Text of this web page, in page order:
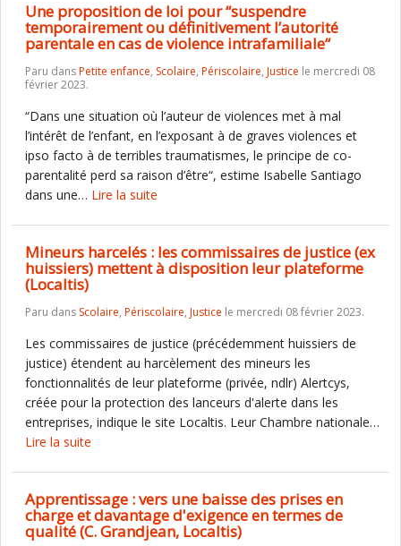
Une proposition de loi pour “suspendre
temporairement ou définitivement l’autorité
parentale en cas de violence intrafamiliale“
Paru dansPetite enfance, Scolaire, Périscolaire, Justice le mercredi 08
février 2023.
“Dans une situation où l’auteur de violences met à mal
l’intérêt de l’enfant, en l’exposant à de graves violences et
ipso facto à de terribles traumatismes, le principe de co-
parentalité perd sa raison d’être“, estime Isabelle Santiago
dans une… Lire la suite
Mineurs harcelés : les commissaires de justice (ex
huissiers) mettent à disposition leur plateforme
(Localtis)
Paru dans Scolaire, Périscolaire, Justice le mercredi 08 février 2023.
Les commissaires de justice (précédemment huissiers de
justice) étendent au harcèlement des mineurs les
fonctionnalités de leur plateforme (privée, ndlr) Alertcys,
créée pour la protection des lanceurs d'alerte dans les
entreprises, indique le site Localtis. Leur Chambre nationale…
Lire la suite
Apprentissage : vers une baisse des prises en
charge et davantage d'exigence en termes de
qualité (C. Grandjean, Localtis)